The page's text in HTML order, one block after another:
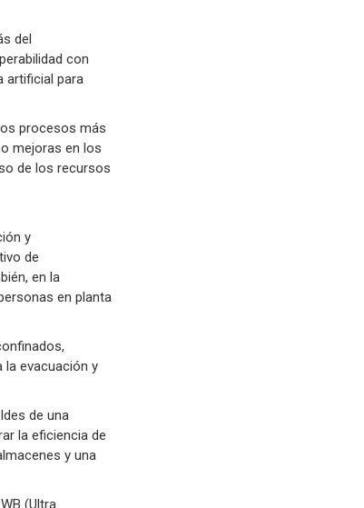
del
con
artificial para
procesos más
mejoras en los
de los recursos
y
de
en la
en planta
la evacuación y
de una
la eficiencia de
y una
(Ultra